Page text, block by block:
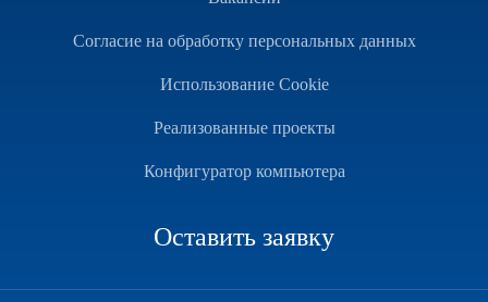
Согласие на обработку персональных данных
Использование Cookie
Реализованные проекты
Конфигуратор компьютера
Оставить заявку